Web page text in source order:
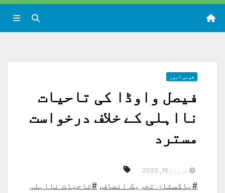
قومی امور
فیصل واوڈا کی تاحیات
نااہلی کے خلاف درخواست
مسترد
فروری 16, 2022
#پاکستان تحریک انصاف, #تاحیات نااہلی